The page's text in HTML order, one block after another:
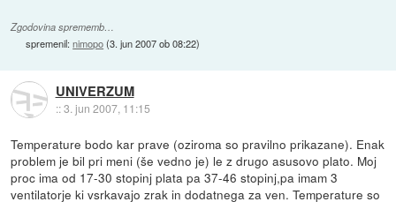
Zgodovina sprememb…
spremenil:nimopo(3. jun 2007 ob 08:22)
UNIVERZUM
::3. jun 2007, 11:15
Temperature bodo kar prave (oziroma so pravilno prikazane). Enak
problem je bil pri meni (še vedno je) le z drugo asusovo plato. Moj
proc ima od 17-30 stopinj plata pa 37-46 stopinj,pa imam 3
ventilatorje ki vsrkavajo zrak in dodatnega za ven. Temperature so